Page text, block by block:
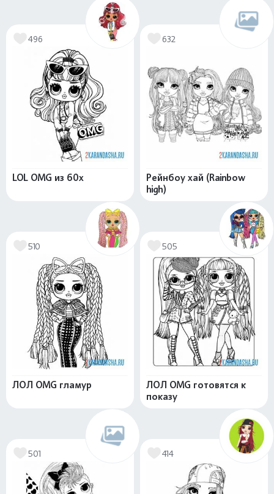
496
LOL OMG из 60х
632
Рейнбоу хай (Rainbow
high)
510
ЛОЛ OMG гламур
505
ЛОЛ OMG готовятся к
показу
501 414